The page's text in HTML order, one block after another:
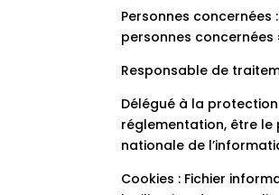
Personnes concernées
personnes concernées
Responsable de
Délégué à la
réglementation, être
nationale de
Cookies : Fichier